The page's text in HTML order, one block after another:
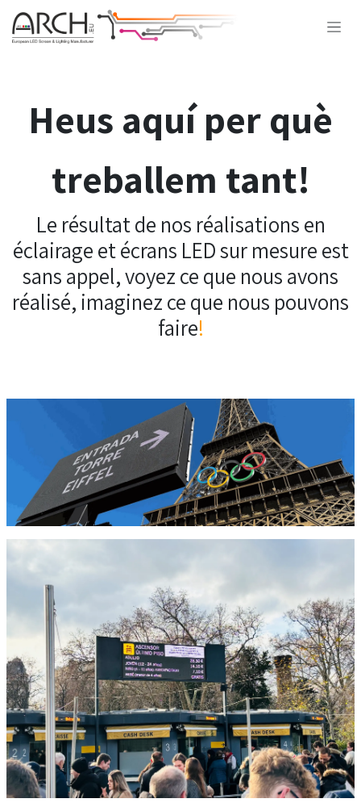
Heus aquí per què
treballem tant!
Le résultat de nos réalisations en
éclairage et écr​ans LED sur mesure est
sans appel, voyez ce que nous avons
réalisé, imaginez ce que nous pouvons
faire!